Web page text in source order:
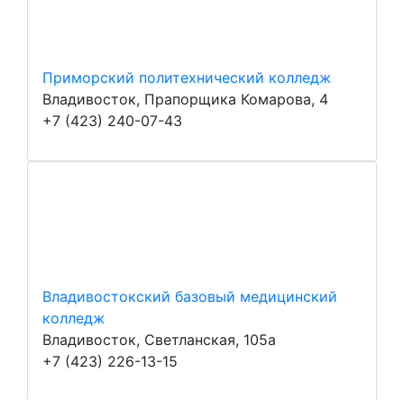
Приморский политехнический колледж
Владивосток, Прапорщика Комарова, 4
+7 (423) 240-07-43
Владивостокский базовый медицинский
колледж
Владивосток, Светланская, 105а
+7 (423) 226-13-15